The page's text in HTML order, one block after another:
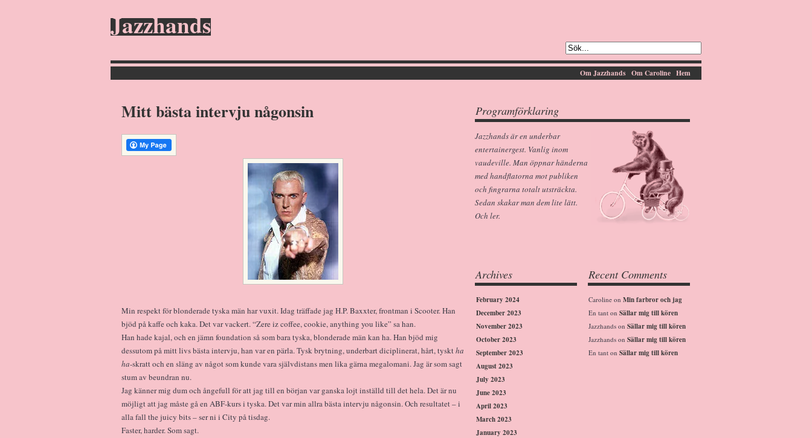
Jazzhands
Hem
Om Caroline
Om Jazzhands
Mitt bästa intervju någonsin
Min respekt för blonderade tyska män har vuxit. Idag träffade jag H.P. Baxxter, frontman i Scooter. Han
bjöd på kaffe och kaka. Det var vackert. “Zere iz coffee, cookie, anything you like” sa han.
Han hade kajal, och en jämn foundation så som bara tyska, blonderade män kan ha. Han bjöd mig
dessutom på mitt livs bästa intervju, han var en pärla. Tysk brytning, underbart diciplinerat, hårt, tysktha
ha-skratt och en släng av något som kunde vara självdistans men lika gärna megalomani. Jag är som sagt
stum av beundran nu.
Jag känner mig dum och ångefull för att jag till en början var ganska lojt inställd till det hela. Det är nu
möjligt att jag måste gå en ABF-kurs i tyska. Det var min allra bästa intervju någonsin. Och resultatet – i
alla fall the juicy bits – ser ni i City på tisdag.
Faster, harder. Som sagt.
Programförklaring
Jazzhands är en underbar
entertainergest. Vanlig inom
vaudeville. Man öppnar händerna
med handflatorna mot publiken
och fingrarna totalt utsträckta.
Sedan skakar man dem lite lätt.
Och ler.
Archives
February 2024
December 2023
November 2023
October 2023
September 2023
August 2023
July 2023
June 2023
April 2023
March 2023
January 2023
Recent Comments
Caroline on Min farbror och jag
En tant on Sällar mig till kören
Jazzhands on Sällar mig till kören
Jazzhands on Sällar mig till kören
En tant on Sällar mig till kören